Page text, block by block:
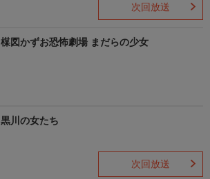
次回放送
楳図かずお恐怖劇場 まだらの少女
黒川の女たち
次回放送